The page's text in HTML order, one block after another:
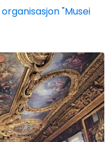
organisasjon "Musei